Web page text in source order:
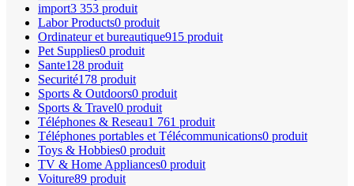
import3 353 produit
Labor Products0 produit
Ordinateur et bureautique915 produit
Pet Supplies0 produit
Sante128 produit
Securité178 produit
Sports & Outdoors0 produit
Sports & Travel0 produit
Téléphones & Reseau1 761 produit
Téléphones portables et Télécommunications0 produit
Toys & Hobbies0 produit
TV & Home Appliances0 produit
Voiture89 produit